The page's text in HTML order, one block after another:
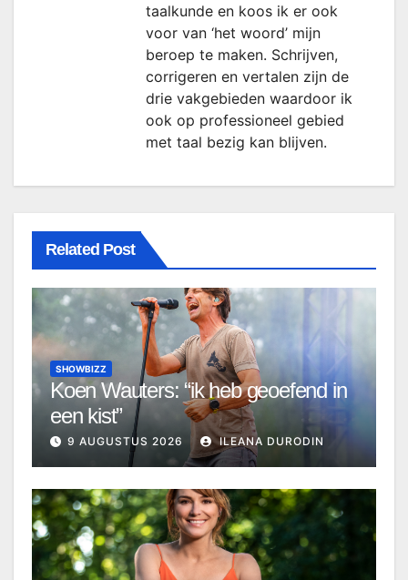
taalkunde en koos ik er ook
voor van ‘het woord’ mijn
beroep te maken. Schrijven,
corrigeren en vertalen zijn de
drie vakgebieden waardoor ik
ook op professioneel gebied
met taal bezig kan blijven.
Related Post
SHOWBIZZ
Koen Wauters: “ik heb geoefend in
een kist”
9 AUGUSTUS 2026 ILEANA DURODIN